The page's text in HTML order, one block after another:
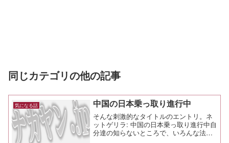
同じカテゴリの他の記事
気になる話 中国の日本乗っ取り進行中
そんな刺激的なタイトルのエントリ。ネ
ットゲリラ: 中国の日本乗っ取り進行中自
分達の知らないところで、いろんな法律